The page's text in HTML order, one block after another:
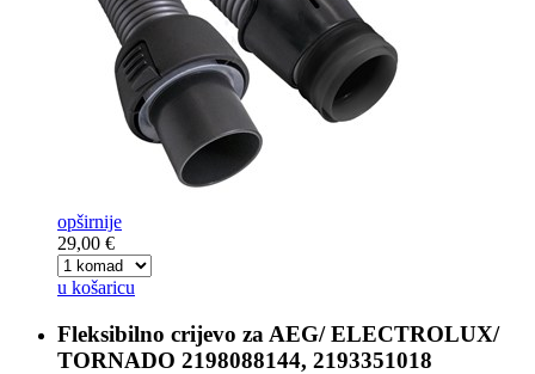
opširnije
29,00 €
u košaricu
Fleksibilno crijevo za AEG/ ELECTROLUX/
TORNADO 2198088144, 2193351018